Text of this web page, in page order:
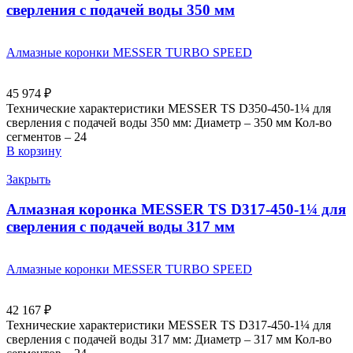
сверления с подачей воды 350 мм
Алмазные коронки MESSER TURBO SPEED
45 974 ₽
Технические характеристики MESSER TS D350-450-1¼ для
сверления с подачей воды 350 мм: Диаметр – 350 мм Кол-во
сегментов – 24
В корзину
Закрыть
Алмазная коронка MESSER TS D317-450-1¼ для
сверления с подачей воды 317 мм
Алмазные коронки MESSER TURBO SPEED
42 167 ₽
Технические характеристики MESSER TS D317-450-1¼ для
сверления с подачей воды 317 мм: Диаметр – 317 мм Кол-во